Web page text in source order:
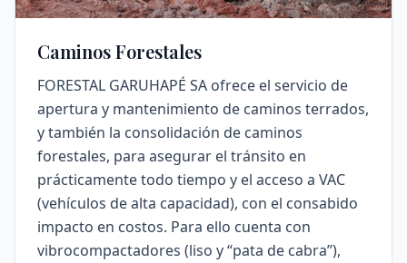
Caminos Forestales
FORESTAL GARUHAPÉ SA ofrece el servicio de
apertura y mantenimiento de caminos terrados,
y también la consolidación de caminos
forestales, para asegurar el tránsito en
prácticamente todo tiempo y el acceso a VAC
(vehículos de alta capacidad), con el consabido
impacto en costos. Para ello cuenta con
vibrocompactadores (liso y “pata de cabra”),